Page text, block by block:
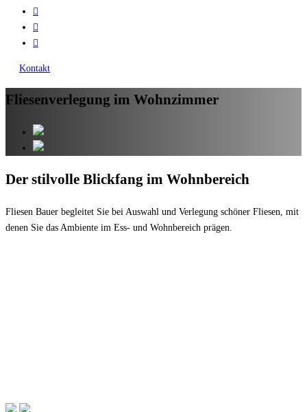
Kontakt
Fliesenverlegung im Wohnzimmer
Der stilvolle Blickfang im Wohnbereich
Fliesen Bauer begleitet Sie bei Auswahl und Verlegung schöner Fliesen, mit
denen Sie das Ambiente im Ess- und Wohnbereich prägen.